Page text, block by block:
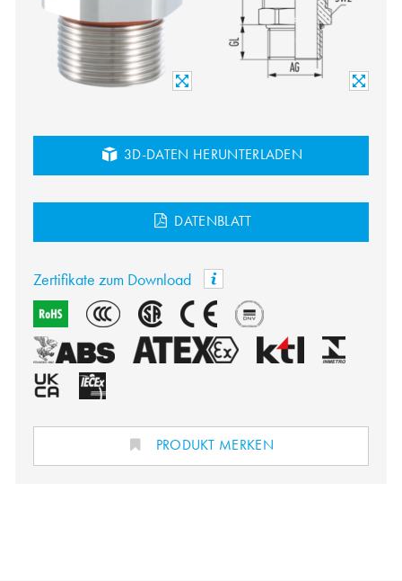
3D-DATEN HERUNTERLADEN
DATENBLATT
Zertifikate zum Download
PRODUKT MERKEN